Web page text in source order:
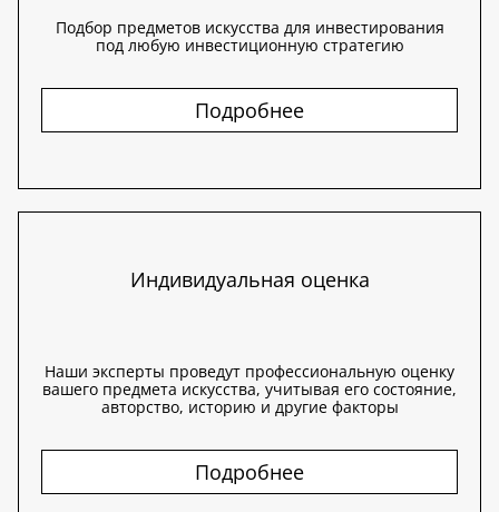
Подбор предметов искусства для инвестирования
под любую инвестиционную стратегию
Подробнее
Индивидуальная оценка
Наши эксперты проведут профессиональную оценку
вашего предмета искусства, учитывая его состояние,
авторство, историю и другие факторы
Подробнее